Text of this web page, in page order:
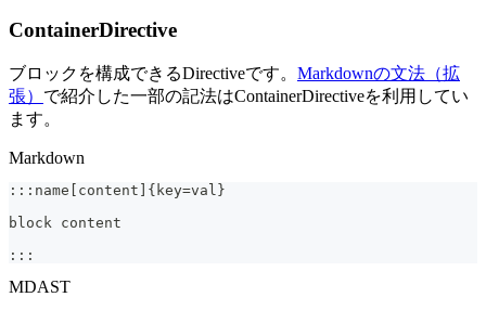
ContainerDirective
ブロックを構成できるDirectiveです。 Markdownの文法（拡
張） で紹介した一部の記法はContainerDirectiveを利用してい
ます。
Markdown
:::name[content]{key=val}
block content
:::
MDAST